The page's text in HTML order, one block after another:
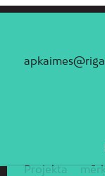
Projekta